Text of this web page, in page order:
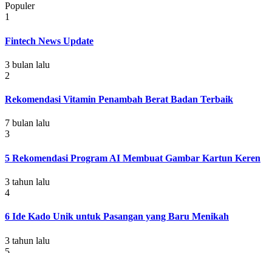
Populer
1
Fintech News Update
3 bulan lalu
2
Rekomendasi Vitamin Penambah Berat Badan Terbaik
7 bulan lalu
3
5 Rekomendasi Program AI Membuat Gambar Kartun Keren
3 tahun lalu
4
6 Ide Kado Unik untuk Pasangan yang Baru Menikah
3 tahun lalu